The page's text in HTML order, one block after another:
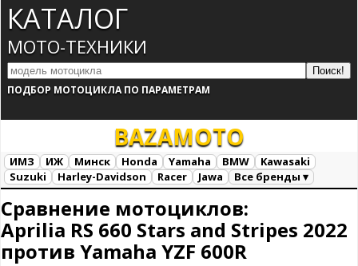
КАТАЛОГ
МОТО-ТЕХНИКИ
ПОДБОР МОТОЦИКЛА ПО ПАРАМЕТРАМ
BAZAMOTO
ИМЗ ИЖ Минск Honda Yamaha BMW
Kawasaki
Suzuki
Harley-Davidson Racer Jawa
Все бренды ▾
Сравнение мотоциклов:
Aprilia RS 660 Stars and Stripes 2022
против Yamaha YZF 600R